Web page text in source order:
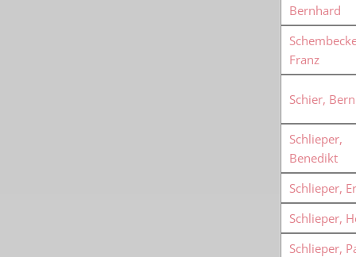
Bernhard
Franz
Schier,
Schlieper,
Benedikt
Schlieper,
Schlieper,
Schlieper,